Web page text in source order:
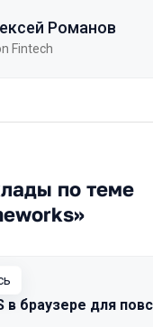
Романов
Fintech
по теме
в браузере для